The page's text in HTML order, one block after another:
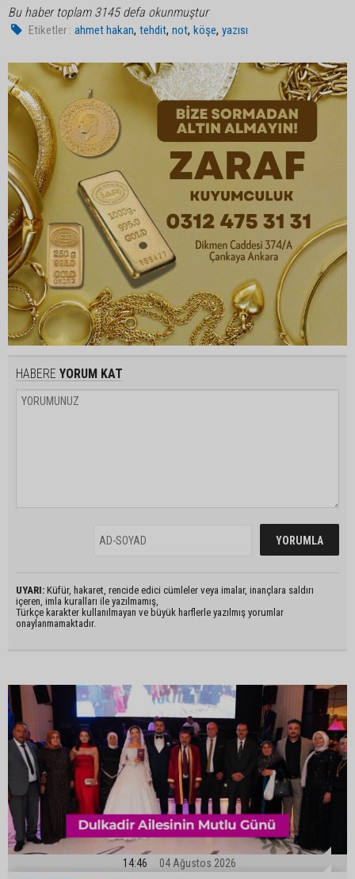
Bu haber toplam 3145 defa okunmuştur
Etiketler : ahmet hakan,tehdit,not,köşe,yazısı
HABERE YORUM KAT
UYARI: Küfür, hakaret, rencide edici cümleler veya imalar, inançlara saldırı
içeren, imla kuralları ile yazılmamış,
Türkçe karakter kullanılmayan ve büyük harflerle yazılmış yorumlar
onaylanmamaktadır.
14:46 04 Ağustos 2026